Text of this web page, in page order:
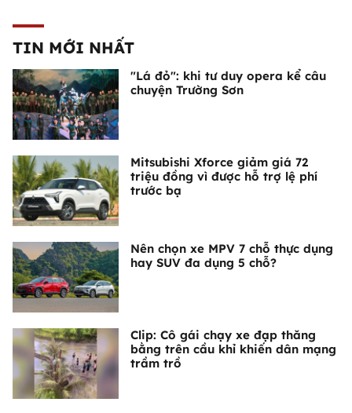
TIN MỚI NHẤT
"Lá đỏ": khi tư duy opera kể câu
chuyện Trường Sơn
Mitsubishi Xforce giảm giá 72
triệu đồng vì được hỗ trợ lệ phí
trước bạ
Nên chọn xe MPV 7 chỗ thực dụng
hay SUV đa dụng 5 chỗ?
Clip: Cô gái chạy xe đạp thăng
bằng trên cầu khỉ khiến dân mạng
trầm trồ